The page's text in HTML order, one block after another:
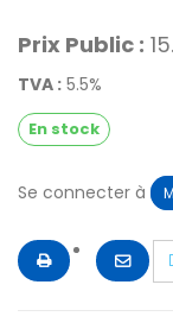
Prix Public :
TVA : 5.5%
En stock
Se connecter à